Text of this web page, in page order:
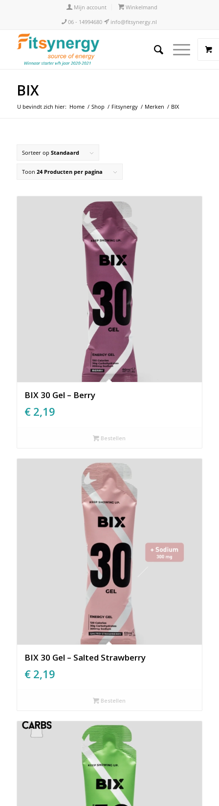
Mijn account
Winkelmand
06 - 14994680
info@fitsynergy.nl
BIX
U bevindt zich hier: Home / Shop / Fitsynergy / Merken / BIX
Sorteer op Standaard
Toon 24 Producten per pagina
BIX 30 Gel – Berry
€ 2,19
Bestellen
BIX 30 Gel – Salted Strawberry
€ 2,19
Bestellen